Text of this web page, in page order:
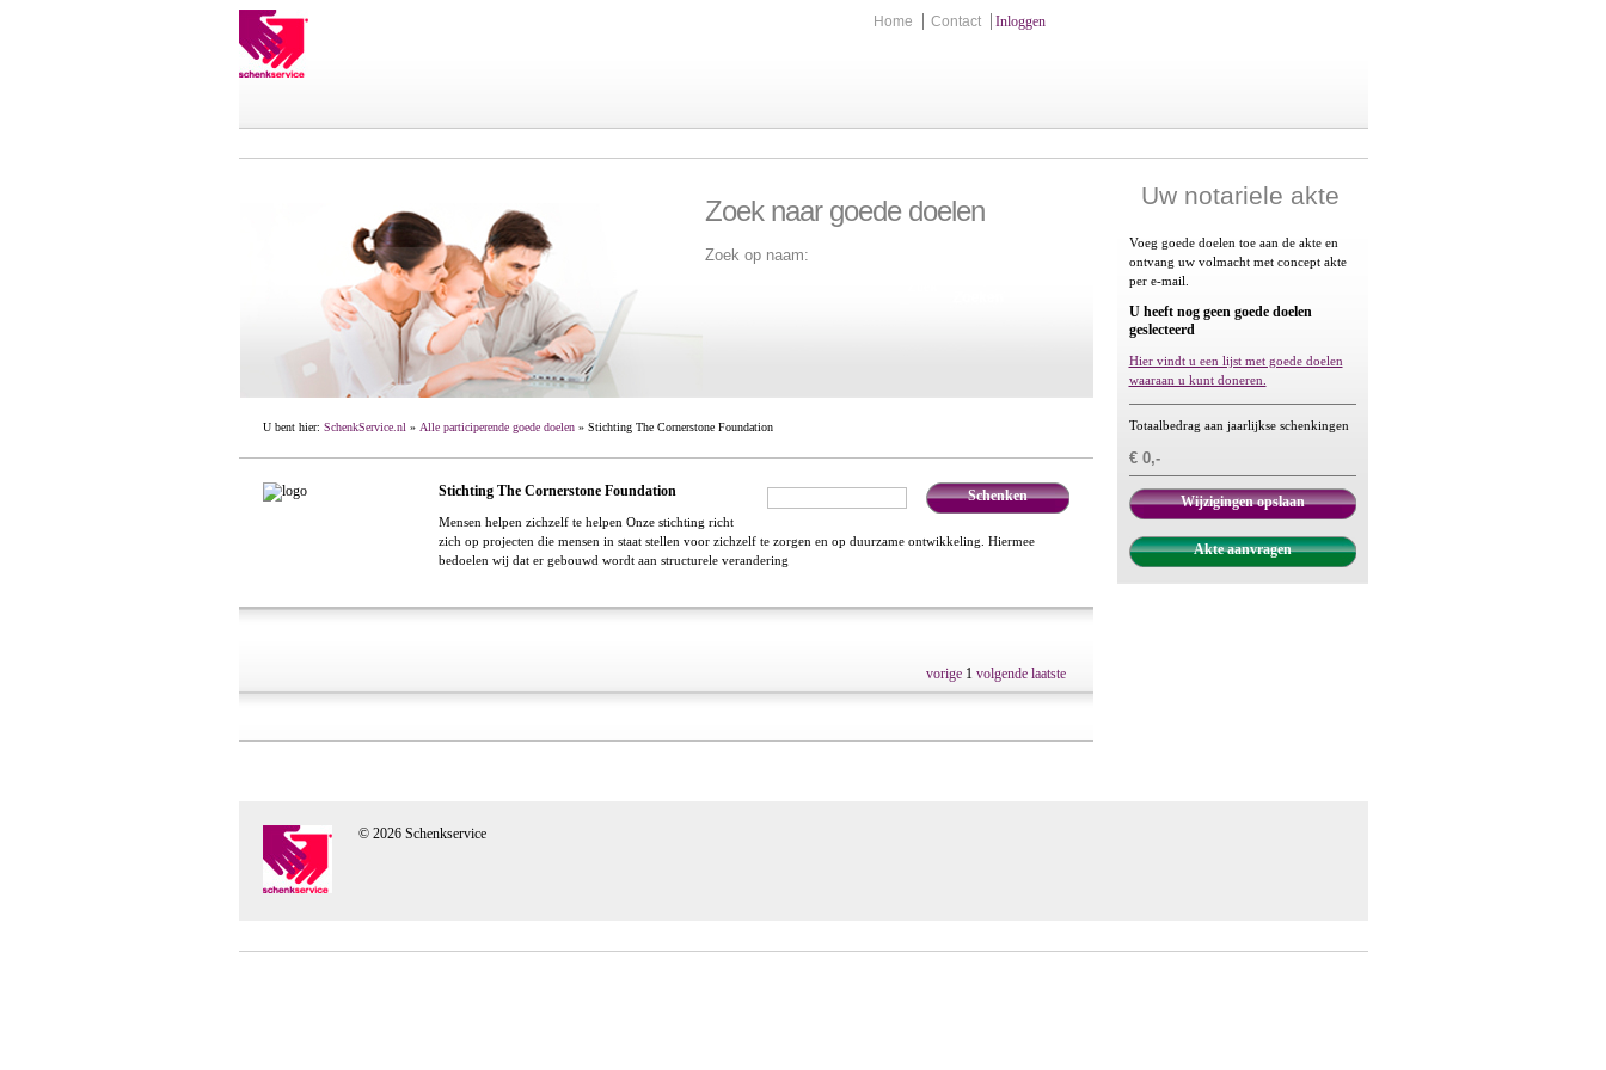
Home Contact Inloggen
Zoek naar goede doelen
Zoek op naam:
U bent hier: SchenkService.nl » Alle participerende goede doelen» Stichting The Cornerstone Foundation
Schenken
Stichting The Cornerstone Foundation
Mensen helpen zichzelf te helpen Onze stichting richt
zich op projecten die mensen in staat stellen voor zichzelf te zorgen en op duurzame ontwikkeling. Hiermee
bedoelen wij dat er gebouwd wordt aan structurele verandering
vorige 1 volgende laatste
Uw notariele akte
Voeg goede doelen toe aan de akte en
ontvang uw volmacht met concept akte
per e-mail.
U heeft nog geen goede doelen
geslecteerd
Hier vindt u een lijst met goede doelen
waaraan u kunt doneren.
Totaalbedrag aan jaarlijkse schenkingen
€ 0,-
Wijzigingen opslaan
Akte aanvragen
© 2026 Schenkservice